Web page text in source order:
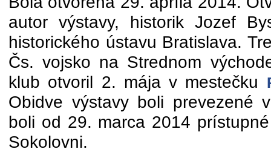
autor výstavy, historik Jozef
historického ústavu Bratislava.
Čs. vojsko na Strednom
klub otvoril 2. mája v mestečku
Obidve výstavy boli prevezené
boli od 29. marca 2014
Sokolovni.